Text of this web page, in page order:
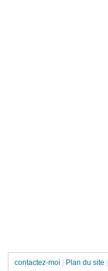
contactez-moi Plan du site